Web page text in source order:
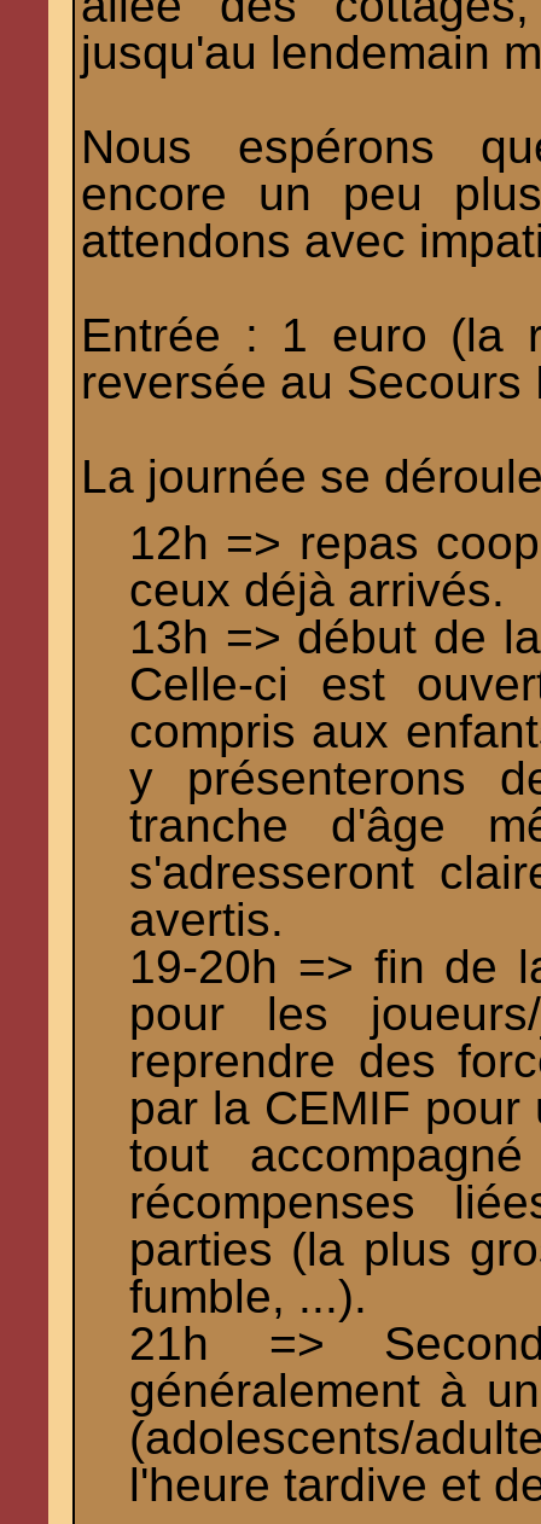
jusqu'au lendemain
Nous espérons
encore un peu
attendons avec
Entrée : 1 euro (la
reversée au Secours
La journée se
12h => repas
ceux déjà arrivés.
13h => début de
Celle-ci est
compris aux
y présenterons
tranche d'âge
s'adresseront
avertis.
19-20h => fin de
pour les
reprendre des
par la CEMIF
tout
récompenses
parties (la plus
fumble, ...).
21h =>
généralement à
(adolescents/
l'heure tardive et